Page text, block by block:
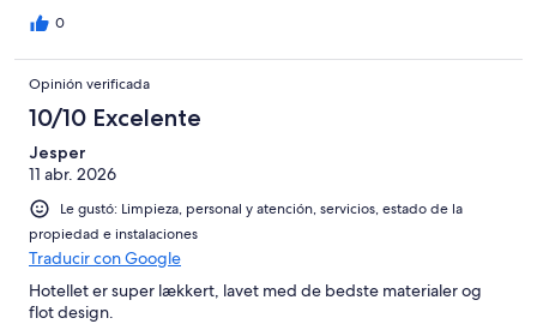
0
Opinión verificada
10/10 Excelente
Jesper
11 abr. 2026
Le gustó: Limpieza, personal y atención, servicios, estado de la
propiedad e instalaciones
Traducir con Google
Hotellet er super lækkert, lavet med de bedste materialer og
flot design.